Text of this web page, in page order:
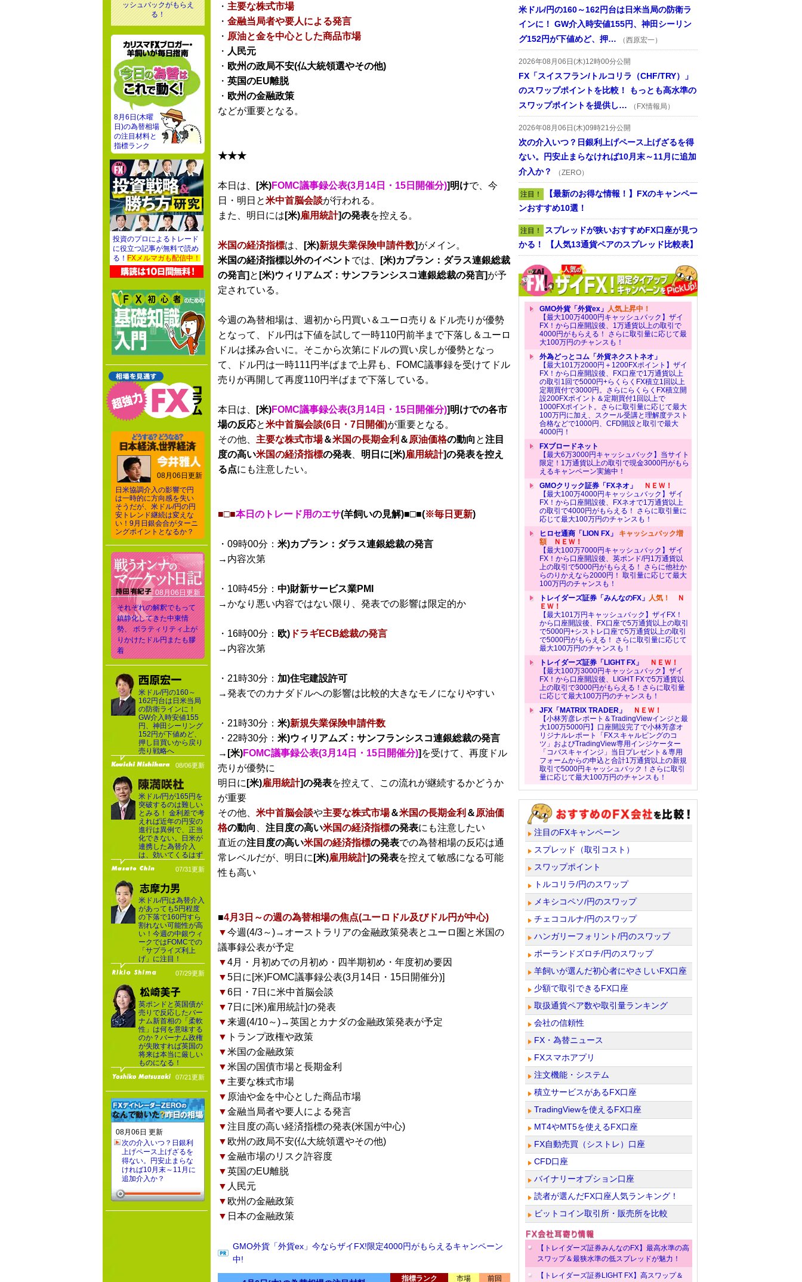
・ 主要な株式市場
・ 金融当局者や要人による発言
・ 原油と金を中心とした商品市場
・ 人民元
・ 欧州の政局不安(仏大統領選やその他)
・ 英国のEU離脱
・ 欧州の金融政策
などが重要となる。
★★★
本日は、 [米)FOMC議事録公表(3月14日・15日開催分)]明けで、今
日・明日と米中首脳会談が行われる。
また、明日には [米)雇用統計]の発表を控える。
米国の経済指標は、 [米)新規失業保険申請件数]がメイン。
米国の経済指標以外のイベント では、
[米)カプラン：ダラス連銀総裁
の発言] と [米)ウィリアムズ：サンフランシスコ連銀総裁の発言]が予
定されている。
今週の為替相場は、週初から円買い＆ユーロ売り＆ドル売りが優勢
となって、ドル円は下値を試して一時110円前半まで下落し＆ユーロ
ドルは揉み合いに。そこから次第にドルの買い戻しが優勢となっ
て、ドル円は一時111円半ばまで上昇も、FOMC議事録を受けてドル
売りが再開して再度110円半ばまで下落している。
本日は、 [米)FOMC議事録公表(3月14日・15日開催分)]明けでの各市
場の反応と米中首脳会談(6日・7日開催)が重要となる。
その他、 主要な株式市場＆米国の長期金利 ＆ 原油価格の動向 と注目
度の高い米国の経済指標の発表 明日に[米)雇用統計]の発表を控え
る点にも注意したい。
■□■本日のトレード用のエサ(羊飼いの見解)■□■(※毎日更新)
・09時00分： 米)カプラン：ダラス連銀総裁の発言
→内容次第
・10時45分： 中)財新サービス業PMI
→かなり悪い内容ではない限り、発表での影響は限定的か
・16時00分： 欧) ドラギECB総裁の発言
→内容次第
・21時30分： 加)住宅建設許可
→発表でのカナダドルへの影響は比較的大きなモノになりやすい
・21時30分： 米)新規失業保険申請件数
・22時30分： 米)ウィリアムズ：サンフランシスコ連銀総裁の発言
→ [米)FOMC議事録公表(3月14日・15日開催分)] を受けて、再度ドル
売りが優勢に
明日に [米)雇用統計]の発表を控えて、この流れが継続するかどうか
が重要
その他、 米中首脳会談や主要な株式市場＆米国の長期金利 ＆ 原油価
格の動向 注目度の高い米国の経済指標の発表にも注意したい
直近の注目度の高い米国の経済指標の発表での為替相場の反応は通
常レベルだが、明日に [米)雇用統計]の発表を控えて敏感になる可能
性も高い
■4月3日～の週の為替相場の焦点(ユーロドル及びドル円が中心)
▼今週(4/3～)→オーストラリアの金融政策発表とユーロ圏と米国の
議事録公表が予定
▼4月・月初めでの月初め・四半期初め・年度初め要因
▼5日に[米)FOMC議事録公表(3月14日・15日開催分)]
▼6日・7日に米中首脳会談
▼7日に[米)雇用統計]の発表
▼来週(4/10～)→英国とカナダの金融政策発表が予定
▼ トランプ政権や政策
▼米国の金融政策
▼米国の国債市場と長期金利
▼ 主要な株式市場
▼ 原油や金を中心とした商品市場
▼金融当局者や要人による発言
▼注目度の高い経済指標の発表(米国が中心)
▼ 欧州の政局不安(仏大統領選やその他)
▼金融市場のリスク許容度
▼英国のEU離脱
▼ 人民元
▼ 欧州の金融政策
▼ 日本の金融政策
GMO外貨「外貨ex」今ならザイFX!限定4000円がもらえるキャンペーン
中!
指標ランク 市場 前回
米ドル/円の160～162円台は日米当局の防衛ラ
インに！ GW介入時安値155円、神田シーリン
グ152円が下値めど、押…
（西原宏一）
2026年08月06日(木)12時00分公開
FX「スイスフラン/トルコリラ（CHF/TRY）」
のスワップポイントを比較！ もっとも高水準の
スワップポイントを提供し…
（FX情報局）
2026年08月06日(木)09時21分公開
次の介入いつ？日銀利上げペース上げざるを得
ない。円安止まらなければ10月末～11月に追加
介入か？
（ZERO）
注目！ 【最新のお得な情報！】FXのキャンペー
ンおすすめ10選！
注目！ スプレッドが狭いおすすめFX口座が見つ
かる！ 【人気13通貨ペアのスプレッド比較表】
GMO外貨「外貨ex」 人気上昇中！
【最大100万4000円キャッシュバック】ザイ
FX！から口座開設後、1万通貨以上の取引で
4000円がもらえる！ さらに取引量に応じて最
大100万円のチャンスも！
外為どっとコム「外貨ネクストネオ」
【最大101万2000円＋1200FXポイント】ザイ
FX！から口座開設後、FX口座で1万通貨以上
の取引1回で5000円+らくらくFX積立1回以上
定期買付で3000円。さらにらくらくFX積立開
設200FXポイント＆定期買付1回以上で
1000FXポイント。さらに取引量に応じて最大
100万円に加え、スクール受講と理解度テスト
合格などで1000円、CFD開設と取引で最大
4000円！
FXブロードネット
【最大6万3000円キャッシュバック】当サイト
限定！1万通貨以上の取引で現金3000円がもら
えるキャンペーン実施中！
GMOクリック証券「FXネオ」
ＮＥＷ！
【最大100万4000円キャッシュバック】ザイ
FX！から口座開設後、FXネオで1万通貨以上
の取引で4000円がもらえる！ さらに取引量に
応じて最大100万円のチャンスも！
ヒロセ通商「LION FX」 キャッシュバック増
額ＮＥＷ！
【最大100万7000円キャッシュバック】ザイ
FX！から口座開設後、英ポンド/円1万通貨以
上の取引で5000円がもらえる！ さらに他社か
らのりかえなら2000円！ 取引量に応じて最大
100万円のチャンスも！
トレイダーズ証券「みんなのFX」 人気！
Ｎ
ＥＷ！
【最大101万円キャッシュバック】ザイFX！
から口座開設後、FX口座で5万通貨以上の取引
で5000円+シストレ口座で5万通貨以上の取引
で5000円がもらえる！ さらに取引量に応じて
最大100万円のチャンスも！
トレイダーズ証券「LIGHT FX」
ＮＥＷ！
【最大100万3000円キャッシュバック】ザイ
FX！から口座開設後、LIGHT FXで5万通貨以
上の取引で3000円がもらえる！さらに取引量
に応じて最大100万円のチャンスも！
JFX「MATRIX TRADER」
ＮＥＷ！
【小林芳彦レポート＆TradingViewインジと最
大100万5000円】口座開設完了で小林芳彦オ
リジナルレポート「FXスキャルピングのコ
ツ」およびTradingView専用インジケーター
「コバスキャインジ」当日プレゼント＆専用
フォームからの申込と合計1万通貨以上の新規
取引で5000円キャッシュバック！さらに取引
量に応じて最大100万円のチャンスも！
注目のFXキャンペーン
スプレッド（取引コスト）
スワップポイント
トルコリラ/円のスワップ
メキシコペソ/円のスワップ
チェココルナ/円のスワップ
ハンガリーフォリント/円のスワップ
ポーランドズロチ/円のスワップ
羊飼いが選んだ初心者にやさしいFX口座
少額で取引できるFX口座
取扱通貨ペア数や取引量ランキング
会社の信頼性
FX・為替ニュース
FXスマホアプリ
注文機能・システム
積立サービスがあるFX口座
TradingViewを使えるFX口座
MT4やMT5を使えるFX口座
FX自動売買（シストレ）口座
CFD口座
バイナリーオプション口座
読者が選んだFX口座人気ランキング！
ビットコイン取引所・販売所を比較
【トレイダーズ証券みんなのFX】最高水準の高
スワップ＆最狭水準の低スプレッドが魅力！
【トレイダーズ証券LIGHT FX】高スワップ＆
ッシュバックがもらえ
る！
8月6日(木曜
日)の為替相場
の注目材料と
指標ランク
投資のプロによるトレード
に役立つ記事が無料で読め
る！ FXメルマガも配信中！
08月06日更新
日米協調介入の影響で円
は一時的に方向感を失い
そうだが、米ドル/円の円
安トレンド継続は変えな
い！9月日銀会合がターニ
ングポイントとなるか？
08月06日更新
それぞれの解釈でもって
鎮静化してきた中東情
勢、 ボラティリティ上が
りかけたドル円またも膠
着
米ドル/円の160～
162円台は日米当局
の防衛ラインに！
GW介入時安値155
円、神田シーリング
152円が下値めど、
押し目買いから戻り
売り戦略へ
08/06更新
米ドル/円が165円を
突破するのは難しい
とみる！ 金利差で考
えれば近年の円安の
進行は異例で、正当
化できない。日米が
連携した為替介入
は、効いてくるはず
07/31更新
米ドル/円は為替介入
があっても5円程度
の下落で160円すら
割れない可能性が高
い！今週の中銀ウィ
ークではFOMCでの
「サプライズ利上
げ」に注目！
07/29更新
英ポンドと英国債が
売りで反応したバー
ナム新首相の「柔軟
性」は何を意味する
のか？バーナム政権
が失敗すれば英国の
将来は本当に厳しい
ものになる！
07/21更新
08月06日 更新
次の介入いつ？日銀利
上げペース上げざるを
得ない。円安止まらな
ければ10月末～11月に
追加介入か？